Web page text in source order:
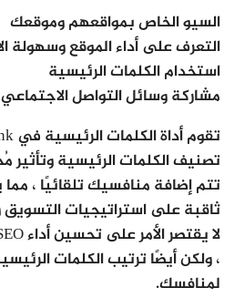
السيو الخاص بمواقعهم وموقعك
التعرف على أداء الموقع وسهولة
استخدام الكلمات الرئيسية
مشاركة وسائل التواصل الاجتماعي
تصنيف الكلمات الرئيسية
تتم إضافة منافسيك تلقائيًا ،
ثاقبة على استراتيجيات التسويق
، ولكن أيضًا ترتيب الكلمات
لمنافسك.